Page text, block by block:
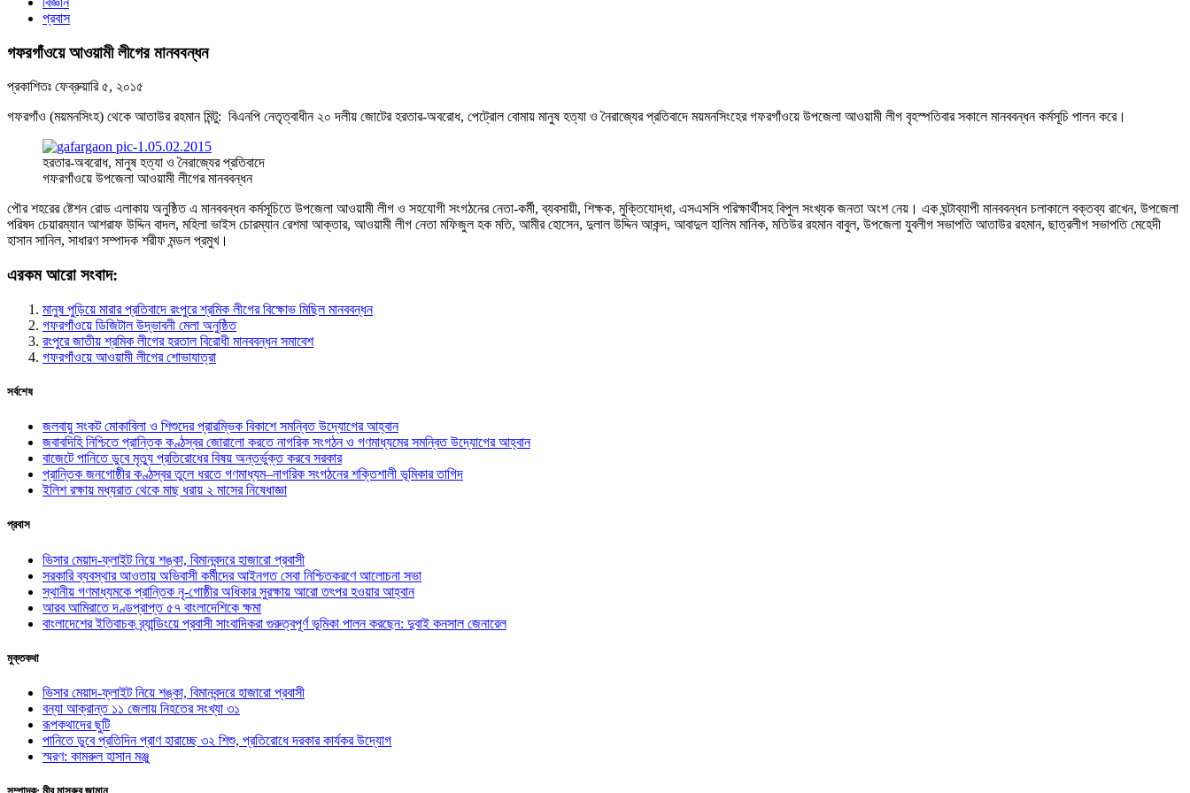
প্রবাস
গফরগাঁওয়ে আওয়ামী লীগের মানববন্ধন
প্রকাশিতঃ ফেব্রুয়ারি ৫, ২০১৫
গফরগাঁও (ময়মনসিংহ) থেকে আতাউর রহমান মিন্টু: বিএনপি নেতৃত্বাধীন ২০ দলীয় জোটের হরতার-অবরোধ, পেট্রোল বোমায় মানুষ হত্যা ও নৈরাজ্যের প্রতিবাদে ময়মনসিংহের গফরগাঁওয়ে উপজেলা আওয়ামী লীগ বৃহস্পতিবার সকালে মানববন্ধন কর্মসূচি পালন করে।
হরতার-অবরোধ, মানুষ হত্যা ও নৈরাজ্যের প্রতিবাদে
গফরগাঁওয়ে উপজেলা আওয়ামী লীগের মানববন্ধন
পৌর শহরের ষ্টেশন রোড এলাকায় অনুষ্ঠিত এ মানববন্ধন কর্মসূচিতে উপজেলা আওয়ামী লীগ ও সহযোগী সংগঠনের নেতা-কর্মী, ব্যবসায়ী, শিক্ষক, মুক্তিযোদ্ধা, এসএসসি পরিক্ষার্থীসহ বিপুল সংখ্যক জনতা অংশ নেয়। এক ঘন্টাব্যাপী মানববন্ধন চলাকালে বক্তব্য রাখেন, উপজেলা
পরিষদ চেয়ারম্যান আশরাফ উদ্দিন বাদল, মহিলা ভাইস চোরম্যান রেশমা আক্তার, আওয়ামী লীগ নেতা মফিজুল হক মতি, আমীর হোসেন, দুলাল উদ্দিন আকন্দ, আবাদুল হালিম মানিক, মতিউর রহমান বাবুল, উপজেলা যুবলীগ সভাপতি আতাউর রহমান, ছাত্রলীগ সভাপতি মেহেদী
হাসান সানিল, সাধারণ সম্পাদক শরীফ মন্ডল প্রমুখ।
এরকম আরো সংবাদ:
মানুষ পুড়িয়ে মারার প্রতিবাদে রংপুরে শ্রমিক লীগের বিক্ষোভ মিছিল মানববন্ধন
গফরগাঁওয়ে ডিজিটাল উদ্ভাবনী মেলা অনুষ্ঠিত
রংপুরে জাতীয় শ্রমিক লীগের হরতাল বিরোধী মানববন্ধন সমাবেশ
গফরগাঁওয়ে আওয়ামী লীগের শোভাযাত্রা
সর্বশেষ
জলবায়ু সংকট মোকাবিলা ও শিশুদের প্রারম্ভিক বিকাশে সমন্বিত উদ্যোগের আহ্বান
জবাবদিহি নিশ্চিতে প্রান্তিক কণ্ঠস্বর জোরালো করতে নাগরিক সংগঠন ও গণমাধ্যমের সমন্বিত উদ্যোগের আহ্বান
বাজেটে পানিতে ডুবে মৃত্যু প্রতিরোধের বিষয় অন্তর্ভুক্ত করবে সরকার
প্রান্তিক জনগোষ্ঠীর কণ্ঠস্বর তুলে ধরতে গণমাধ্যম–নাগরিক সংগঠনের শক্তিশালী ভূমিকার তাগিদ
ইলিশ রক্ষায় মধ্যরাত থেকে মাছ ধরায় ২ মাসের নিষেধাজ্ঞা
প্রবাস
ভিসার মেয়াদ-ফ্লাইট নিয়ে শঙ্কা, বিমানবন্দরে হাজারো প্রবাসী
সরকারি ব্যবস্থার আওতায় অভিবাসী কর্মীদের আইনগত সেবা নিশ্চিতকরণে আলোচনা সভা
স্থানীয় গণমাধ্যমকে প্রান্তিক নৃ-গোষ্ঠীর অধিকার সুরক্ষায় আরো তৎপর হওয়ার আহ্বান
আরব আমিরাতে দণ্ডপ্রাপ্ত ৫৭ বাংলাদেশিকে ক্ষমা
বাংলাদেশের ইতিবাচক ব্র্যান্ডিংয়ে প্রবাসী সাংবাদিকরা গুরুত্বপূর্ণ ভূমিকা পালন করছেন: দুবাই কনসাল জেনারেল
মুক্তকথা
ভিসার মেয়াদ-ফ্লাইট নিয়ে শঙ্কা, বিমানবন্দরে হাজারো প্রবাসী
বন্যা আক্রান্ত ১১ জেলায় নিহতের সংখ্যা ৩১
রূপকথাদের ছুটি
পানিতে ডুবে প্রতিদিন প্রাণ হারাচ্ছে ৩২ শিশু, প্রতিরোধে দরকার কার্যকর উদ্যোগ
স্মরণ: কামরুল হাসান মঞ্জু